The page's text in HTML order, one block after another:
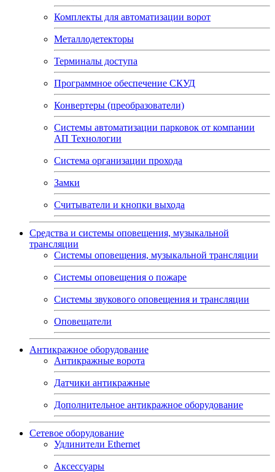
Комплекты для автоматизации ворот
Металлодетекторы
Терминалы доступа
Программное обеспечение СКУД
Конвертеры (преобразователи)
Системы автоматизации парковок от компании
АП Технологии
Система организации прохода
Замки
Считыватели и кнопки выхода
Средства и системы оповещения, музыкальной
трансляции
Системы оповещения, музыкальной трансляции
Системы оповещения о пожаре
Системы звукового оповещения и трансляции
Оповещатели
Антикражное оборудование
Антикражные ворота
Датчики антикражные
Дополнительное антикражное оборудование
Сетевое оборудование
Удлинители Ethernet
Аксессуары